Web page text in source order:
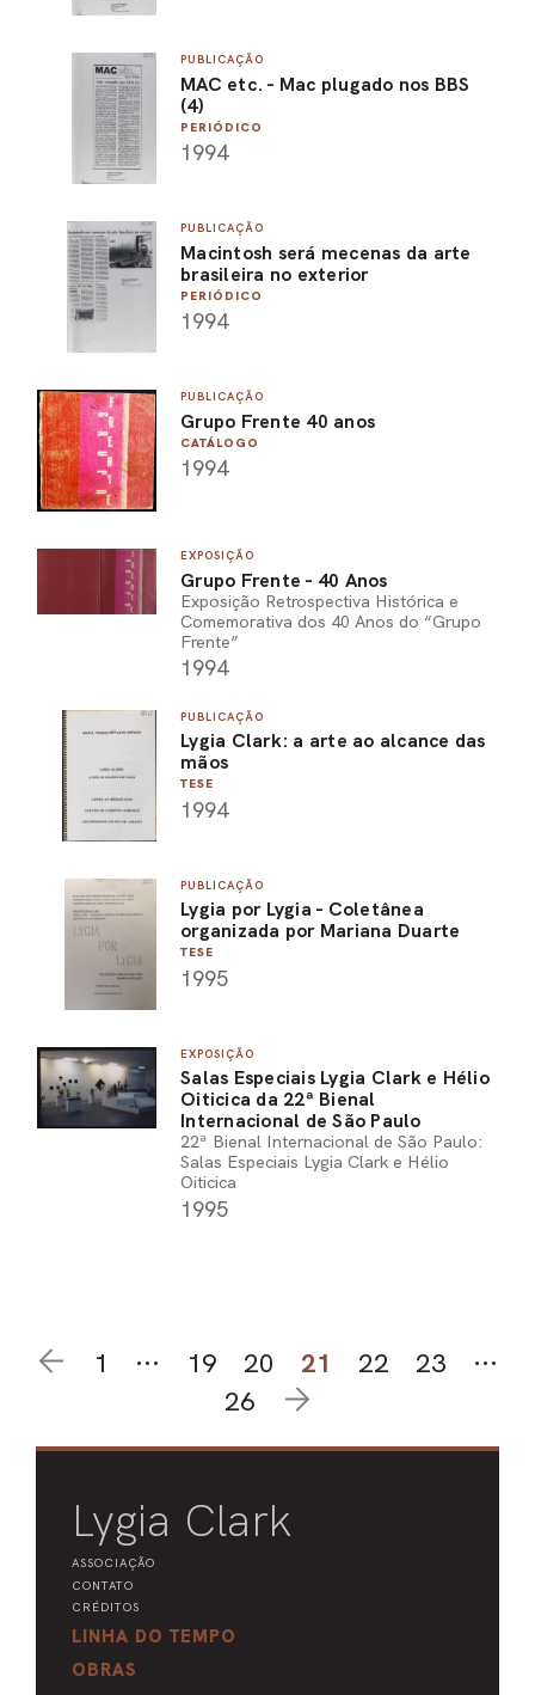
PUBLICAÇÃO
MAC etc. - Mac plugado nos BBS
(4)
PERIÓDICO
1994
PUBLICAÇÃO
Macintosh será mecenas da arte
brasileira no exterior
PERIÓDICO
1994
PUBLICAÇÃO
Grupo Frente 40 anos
CATÁLOGO
1994
EXPOSIÇÃO
Grupo Frente - 40 Anos
Exposição Retrospectiva Histórica e
Comemorativa dos 40 Anos do “Grupo
Frente”
1994
PUBLICAÇÃO
Lygia Clark: a arte ao alcance das
mãos
TESE
1994
PUBLICAÇÃO
Lygia por Lygia - Coletânea
organizada por Mariana Duarte
TESE
1995
EXPOSIÇÃO
Salas Especiais Lygia Clark e Hélio
Oiticica da 22ª Bienal
Internacional de São Paulo
22ª Bienal Internacional de São Paulo:
Salas Especiais Lygia Clark e Hélio
Oiticica
1995
1 ··· 19 20 21 22 23
···
26
Lygia Clark
ASSOCIAÇÃO
CONTATO
CRÉDITOS
LINHA DO TEMPO
OBRAS